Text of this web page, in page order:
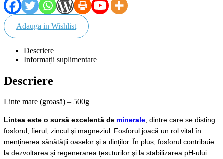
Adauga in Wishlist
Descriere
Informații suplimentare
Descriere
Linte mare (groasă) – 500g
Lintea este o sursă excelentă de minerale, dintre care se disting
fosforul, fierul, zincul şi magneziul. Fosforul joacă un rol vital în
menţinerea sănătăţii oaselor şi a dinţilor. În plus, fosforul contribuie
la dezvoltarea şi regenerarea ţesuturilor şi la stabilizarea pH-ului